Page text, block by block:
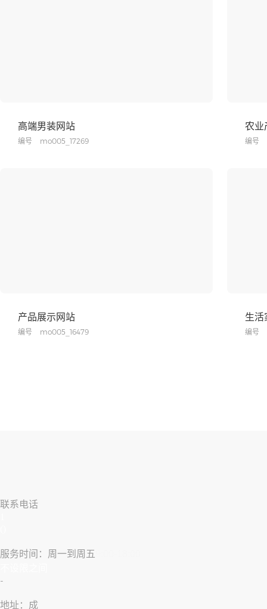
高端男装网站
编号 mo005_17269
农业
编号
产品展示网站
编号 mo005_16479
生活
编号
联系电话
服务时间：周一到周五
​-
地址：成